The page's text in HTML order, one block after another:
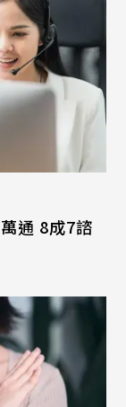
通 8成7諮